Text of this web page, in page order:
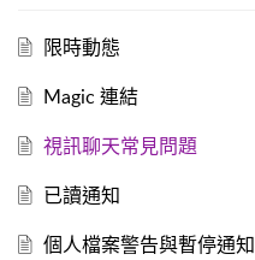
限時動態
Magic 連結
視訊聊天常見問題
已讀通知
個人檔案警告與暫停通知